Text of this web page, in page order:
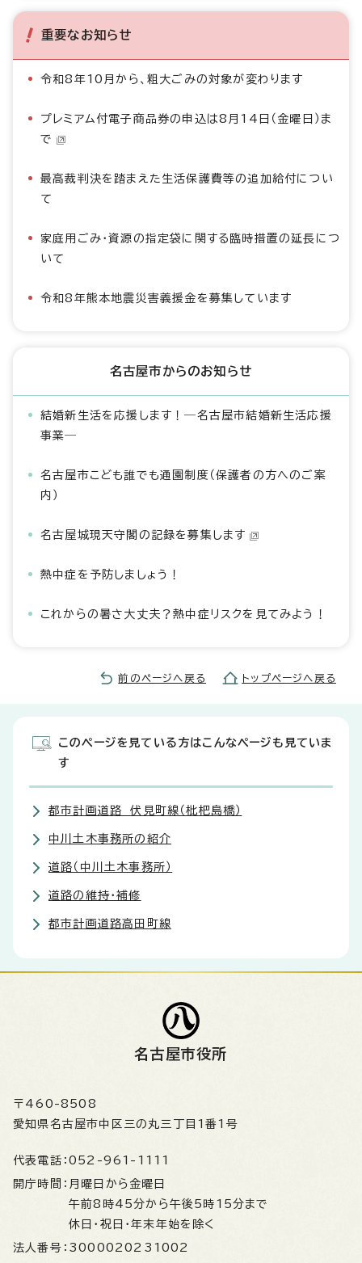
重要なお知らせ
令和8年10月から、粗大ごみの対象が変わります
プレミアム付電子商品券の申込は8月14日（金曜日）ま
で
最高裁判決を踏まえた生活保護費等の追加給付につい
て
家庭用ごみ・資源の指定袋に関する臨時措置の延長につ
いて
令和8年熊本地震災害義援金を募集しています
名古屋市からのお知らせ
結婚新生活を応援します！―名古屋市結婚新生活応援
事業―
名古屋市こども誰でも通園制度（保護者の方へのご案
内）
名古屋城現天守閣の記録を募集します
熱中症を予防しましょう！
これからの暑さ大丈夫？熱中症リスクを見てみよう！
前のページへ戻る トップページへ戻る
このページを見ている方はこんなページも見ていま
す
都市計画道路 伏見町線（枇杷島橋）
中川土木事務所の紹介
道路（中川土木事務所）
道路の維持・補修
都市計画道路高田町線
名古屋市役所
〒460-8508
愛知県名古屋市中区三の丸三丁目1番1号
代表電話： 052-961-1111
開庁時間： 月曜日から金曜日
午前8時45分から午後5時15分まで
休日・祝日・年末年始を除く
法人番号： 3000020231002